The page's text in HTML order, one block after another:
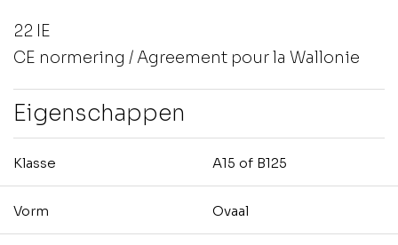
22 IE
CE normering / Agreement pour la Wallonie
Eigenschappen
Klasse A15 of B125
Vorm Ovaal